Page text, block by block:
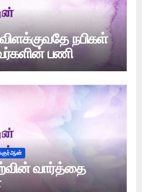
நபிகள்
பணி
வார்த்தை